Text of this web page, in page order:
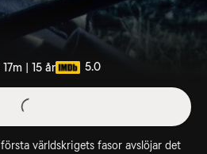
| 15 år 5.0
världskrigets fasor avslöjar det